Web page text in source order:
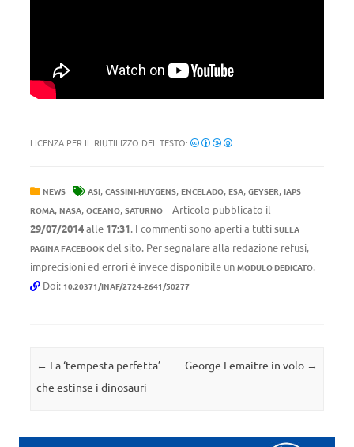
LICENZA PER IL RIUTILIZZO DEL TESTO:
NEWS ASI, CASSINI-HUYGENS, ENCELADO, ESA, GEYSER, IAPS
ROMA, NASA, OCEANO, SATURNO
Articolo pubblicato il
29/07/2014alle 17:31. I commenti sono aperti a tutti SULLA
PAGINA FACEBOOK del sito. Per segnalare alla redazione refusi,
imprecisioni ed errori è invece disponibile un MODULO DEDICATO.
Doi: 10.20371/INAF/2724-2641/50277
Navigazione articolo
← La ‘tempesta perfetta’
che estinse i dinosauri
George Lemaitre in volo →